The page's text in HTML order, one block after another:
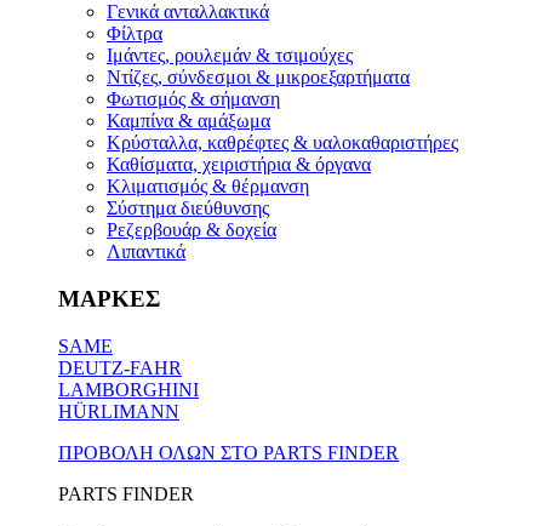
Γενικά ανταλλακτικά
Φίλτρα
Ιμάντες, ρουλεμάν & τσιμούχες
Ντίζες, σύνδεσμοι & μικροεξαρτήματα
Φωτισμός & σήμανση
Καμπίνα & αμάξωμα
Κρύσταλλα, καθρέφτες & υαλοκαθαριστήρες
Καθίσματα, χειριστήρια & όργανα
Κλιματισμός & θέρμανση
Σύστημα διεύθυνσης
Ρεζερβουάρ & δοχεία
Λιπαντικά
ΜΑΡΚΕΣ
SAME
DEUTZ-FAHR
LAMBORGHINI
HÜRLIMANN
ΠΡΟΒΟΛΗ ΟΛΩΝ ΣΤΟ PARTS FINDER
PARTS FINDER